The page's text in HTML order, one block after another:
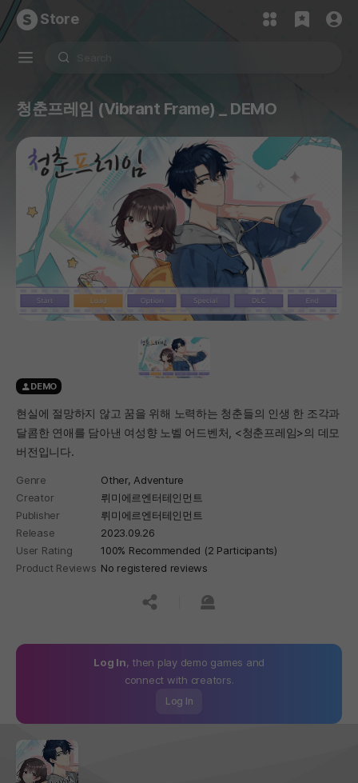
Store
청춘프레임 (Vibrant Frame) _ DEMO
DEMO
현실에 절망하지 않고 꿈을 위해 노력하는 청춘들의 인생 한 조각과
달콤한 연애를 담아낸 여성향 노벨 어드벤처, <청춘프레임>의 데모
버전입니다.
Genre Other, Adventure
Creator
뤼미에르엔터테인먼트
Publisher
뤼미에르엔터테인먼트
Release
2023.09.26
User Rating
100% Recommended (2 Participants)
Product Reviews No registered reviews
공유하기신고하기
Log In, then play demo games and
connect with creators.
Log In